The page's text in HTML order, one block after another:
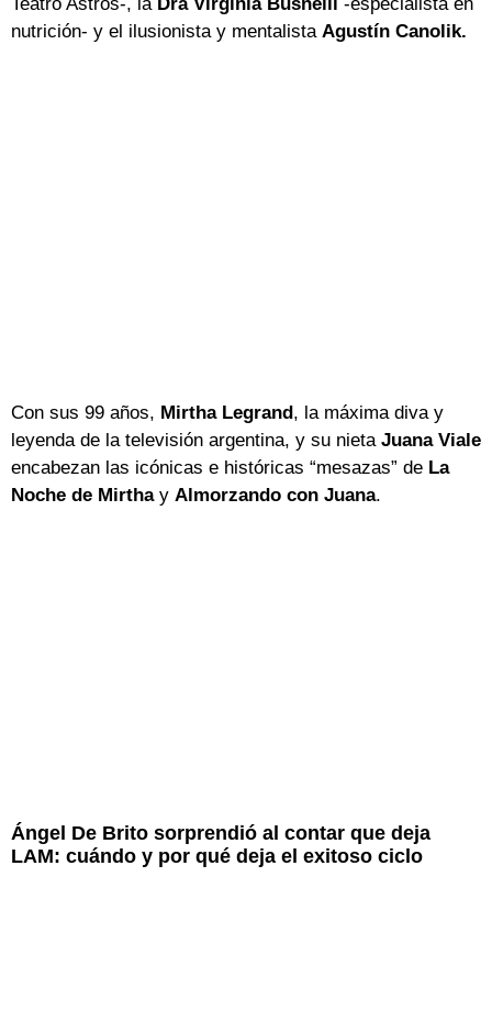
nutrición- y el ilusionista y mentalista Agustín Canolik.
Con sus 99 años, Mirtha Legrand, la máxima diva y
leyenda de la televisión argentina, y su nieta Juana Viale
encabezan las icónicas e históricas “mesazas” de La
Noche de Mirthay Almorzando con Juana.
Ángel De Brito sorprendió al contar que deja
LAM: cuándo y por qué deja el exitoso ciclo